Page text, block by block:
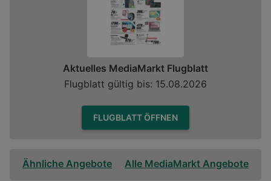
Aktuelles MediaMarkt Flugblatt
Flugblatt gültig bis: 15.08.2026
FLUGBLATT ÖFFNEN
Ähnliche Angebote Alle MediaMarkt Angebote